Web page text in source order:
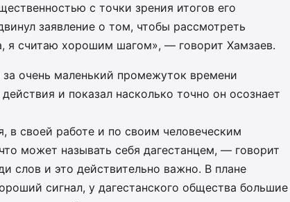
с точки зрения итогов его
заявление о том, чтобы рассмотреть
я считаю хорошим шагом», — говорит Хамзаев.
очень маленький промежуток времени
и показал насколько точно он осознает
в своей работе и по своим человеческим
может называть себя дагестанцем, — говорит
слов и это действительно важно. В плане
сигнал, у дагестанского общества большие